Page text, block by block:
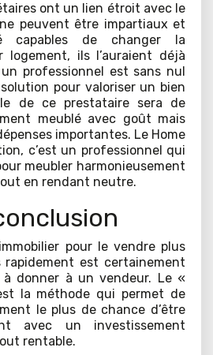
ont un lien étroit avec le
peuvent être impartiaux et
capables de changer la
logement, ils l’auraient déjà
professionnel est sans nul
pour valoriser un bien
de ce prestataire sera de
meublé avec goût mais
importantes. Le Home
c’est un professionnel qui
meubler harmonieusement
en rendant neutre.
pour le vendre plus
est certainement
à donner à un vendeur. Le «
la méthode qui permet de
le plus de chance d’être
avec un investissement
rentable.